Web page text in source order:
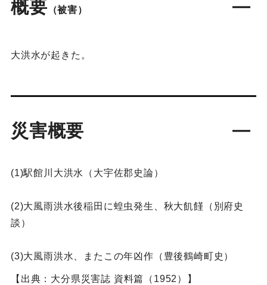
概要 （被害）
大洪水が起きた。
災害概要
(1)駅館川大洪水（大宇佐郡史論）
(2)大風雨洪水後稲田に蝗虫発生、秋大飢饉（別府史
談）
(3)大風雨洪水、またこの年凶作（豊後鶴崎町史）
【出典：大分県災害誌 資料篇（1952）】